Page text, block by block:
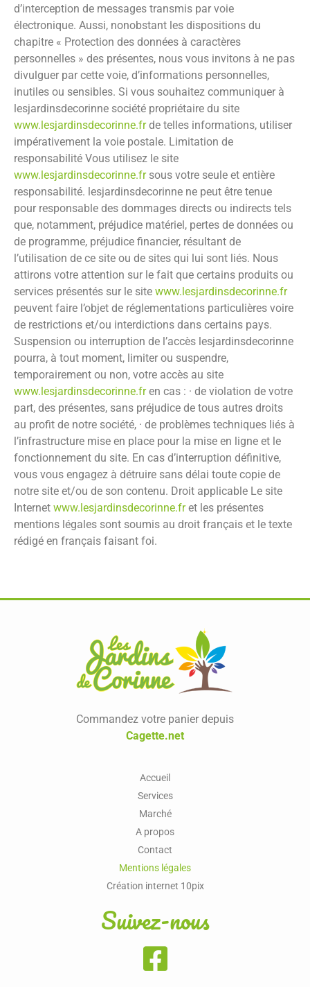
d’interception de messages transmis par voie
électronique. Aussi, nonobstant les dispositions du
chapitre « Protection des données à caractères
personnelles » des présentes, nous vous invitons à ne pas
divulguer par cette voie, d’informations personnelles,
inutiles ou sensibles. Si vous souhaitez communiquer à
lesjardinsdecorinne société propriétaire du site
www.lesjardinsdecorinne.frde telles informations, utiliser
impérativement la voie postale. Limitation de
responsabilité Vous utilisez le site
www.lesjardinsdecorinne.frsous votre seule et entière
responsabilité. lesjardinsdecorinne ne peut être tenue
pour responsable des dommages directs ou indirects tels
que, notamment, préjudice matériel, pertes de données ou
de programme, préjudice financier, résultant de
l’utilisation de ce site ou de sites qui lui sont liés. Nous
attirons votre attention sur le fait que certains produits ou
services présentés sur le site www.lesjardinsdecorinne.fr
peuvent faire l’objet de réglementations particulières voire
de restrictions et/ou interdictions dans certains pays.
Suspension ou interruption de l’accès lesjardinsdecorinne
pourra, à tout moment, limiter ou suspendre,
temporairement ou non, votre accès au site
www.lesjardinsdecorinne.fren cas : · de violation de votre
part, des présentes, sans préjudice de tous autres droits
au profit de notre société, · de problèmes techniques liés à
l’infrastructure mise en place pour la mise en ligne et le
fonctionnement du site. En cas d’interruption définitive,
vous vous engagez à détruire sans délai toute copie de
notre site et/ou de son contenu. Droit applicable Le site
Internet www.lesjardinsdecorinne.fret les présentes
mentions légales sont soumis au droit français et le texte
rédigé en français faisant foi.
Commandez votre panier depuis
Cagette.net
Accueil
Services
Marché
A propos
Contact
Mentions légales
Création internet 10pix
Suivez-nous